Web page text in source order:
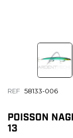
REF 58133-006
POISSON
13